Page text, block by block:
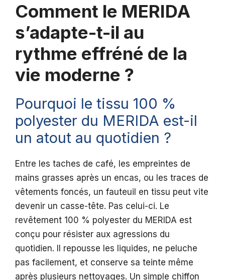
Comment le MERIDA
s’adapte-t-il au
rythme effréné de la
vie moderne ?
Pourquoi le tissu 100 %
polyester du MERIDA est-il
un atout au quotidien ?
Entre les taches de café, les empreintes de
mains grasses après un encas, ou les traces de
vêtements foncés, un fauteuil en tissu peut vite
devenir un casse-tête. Pas celui-ci. Le
revêtement 100 % polyester du MERIDA est
conçu pour résister aux agressions du
quotidien. Il repousse les liquides, ne peluche
pas facilement, et conserve sa teinte même
après plusieurs nettoyages. Un simple chiffon